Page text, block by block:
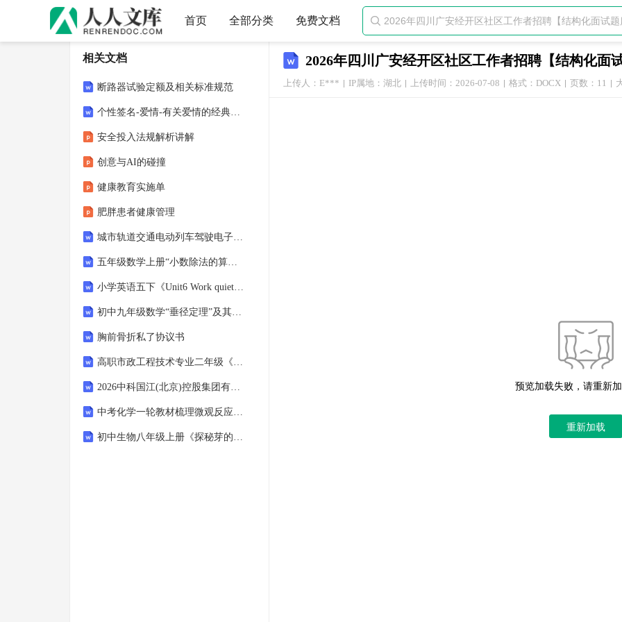
首页 全部分类 免费文档 
2026年四川广安经开区社区工作者招聘【结构化面
上传人：E*** IP属地：湖北 上传时间：2026-07-08 格式：DOCX 页数：11
预览加载失败，请重新
重新加载
相关文档
断路器试验定额及相关标准规范
个性签名-爱情-有关爱情的经典个性签名
安全投入法规解析讲解
创意与AI的碰撞
健康教育实施单
肥胖患者健康管理
城市轨道交通电动列车驾驶电子教案 任务5.4 折返作业
五年级数学上册“小数除法的算理探索与算法建构”-除数是小数的除法专题导学案
小学英语五下《Unit6 Work quietly Part A Let's spell》教案
初中九年级数学“垂径定理”及其应用探究式教学设计
胸前骨折私了协议书
高职市政工程技术专业二年级《城镇燃气输配管道工程设计与施工规范》核心精讲与综合实践教学设计
2026中科国江(北京)控股集团有限公司郑州分公司招聘30人农业笔试试题及答案
中考化学一轮教材梳理微观反应示意图
初中生物八年级上册《探秘芽的结构与发育》教学设计